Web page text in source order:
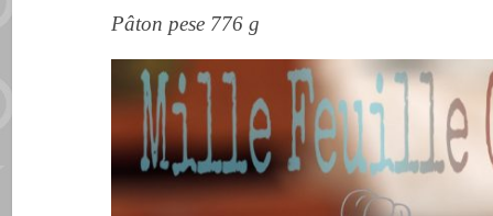
Pâton pese 776 g